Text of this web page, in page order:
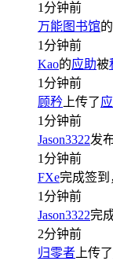
1分钟前
万能图书馆的
1分钟前
Kao的应助被
1分钟前
顾矜 上传了
1分钟前
Jason3322发
1分钟前
FXe完成签到
1分钟前
Jason3322完
2分钟前
归零者 上传了